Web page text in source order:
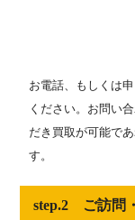
お電話、もしくは
ください。お問い
だき買取が可能で
す。
step.2 ご訪問